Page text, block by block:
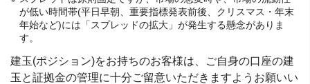
が低い時間帯(平日早朝、重要指標発表前後、クリスマス・年末
年始など)には「スプレッドの拡大」が発生する懸念がありま
す。
建玉(ポジション)をお持ちのお客様は、ご自身の口座の建
玉と証拠金の管理に十分ご留意いただきますようお願いい